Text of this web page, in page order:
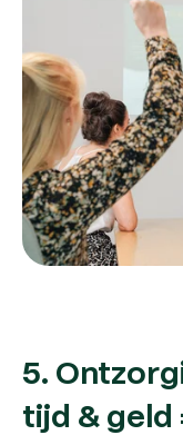
5.
tijd & geld